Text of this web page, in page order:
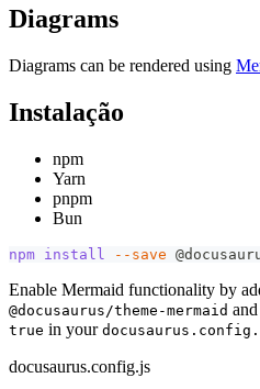
Diagrams
Diagrams can be rendered using
Instalação
npm
Yarn
pnpm
Bun
npm install --save
Enable Mermaid functionality by
@docusaurus/theme-mermaid
true in your
docusaurus.config.js